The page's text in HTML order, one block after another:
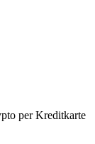
per Kreditkarte